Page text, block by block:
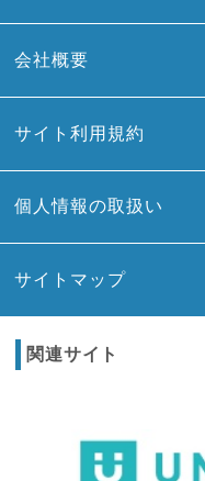
会社概要
サイト利用規約
個人情報の取扱い
サイトマップ
関連サイト